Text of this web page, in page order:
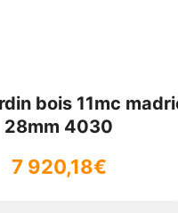
bois 11mc
28mm 4030
7 920,18€